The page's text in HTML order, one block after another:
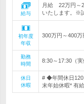
給与
月給 22万円～
いたします。※
初年度
年収
300万円～400万
勤務
時間
8:30～17:30（
休日
休暇
# ◆年間休日
末年始休暇* 有